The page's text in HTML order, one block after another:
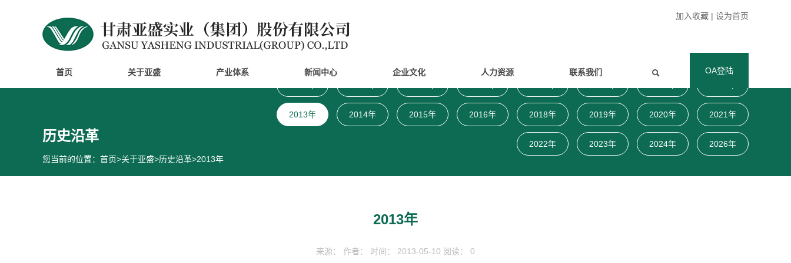
首页 关于亚盛 产业体系 新闻中心 企业文化 人力资源 联系我们 OA登陆
加入收藏 | 设为首页
历史沿革
您当前的位置： 首页>关于亚盛>历史沿革>2013年
2013年 2014年 2015年 2016年 2018年 2019年 2020年 2021年
2022年 2023年 2024年 2026年
2013年
来源： 作者： 时间： 2013-05-10 阅读： 0